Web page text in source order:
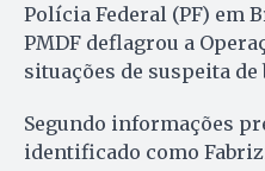
Polícia Federal (PF) em
PMDF deflagrou a
situações de suspeita de
Segundo informações
identificado como